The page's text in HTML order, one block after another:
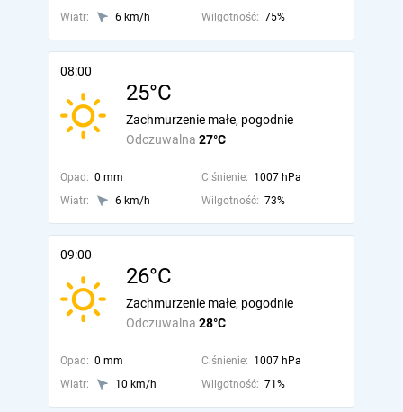
Wiatr: 6 km/h Wilgotność: 75%
08:00
25°C
Odczuwalna 27°C
Zachmurzenie małe, pogodnie
Opad: 0 mm Ciśnienie: 1007 hPa
Wiatr:
6 km/h Wilgotność: 73%
09:00
26°C
Odczuwalna 28°C
Zachmurzenie małe, pogodnie
Opad: 0 mm Ciśnienie: 1007 hPa
Wiatr:
10 km/h Wilgotność: 71%